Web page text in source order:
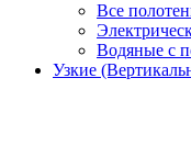
Все
Водяные с
Узкие